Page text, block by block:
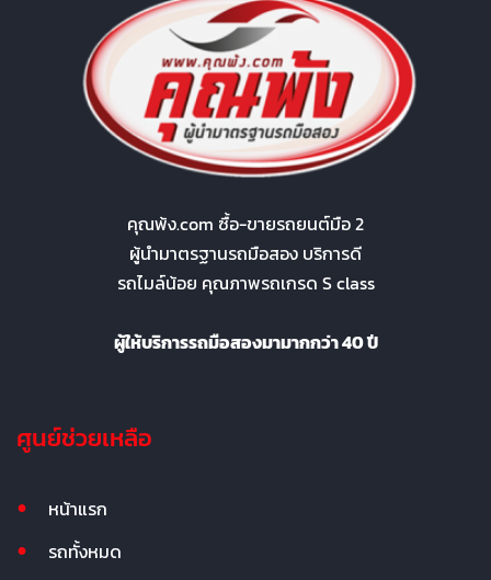
คุณพ้ง.com ซื้อ-ขายรถยนต์มือ 2
ผู้นำมาตรฐานรถมือสอง บริการดี
รถไมล์น้อย คุณภาพรถเกรด S class
ผู้ให้บริการรถมือสองมามากกว่า 40 ปี
ศูนย์ช่วยเหลือ
หน้าแรก
รถทั้งหมด